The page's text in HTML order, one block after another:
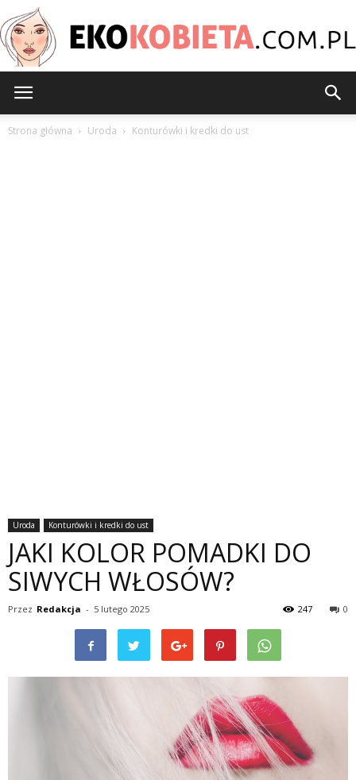
Strona główna Uroda Konturówki i kredki do ust
Uroda Konturówki i kredki do ust
JAKI KOLOR POMADKI DO
SIWYCH WŁOSÓW?
Przez Redakcja - 5 lutego 2025 0
247